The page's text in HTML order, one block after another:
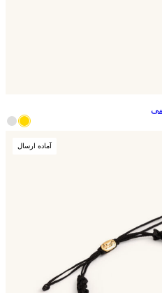
آماده ارسال